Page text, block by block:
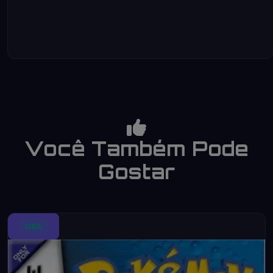
Você Também Pode
Gostar
GBA